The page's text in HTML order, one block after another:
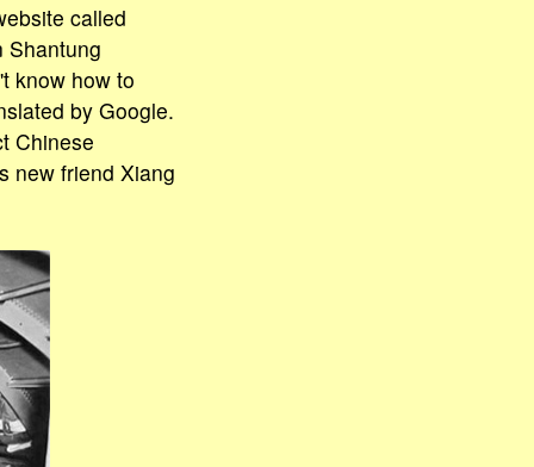
called
Shantung
know how to
by Google.
Chinese
new friend Xiang